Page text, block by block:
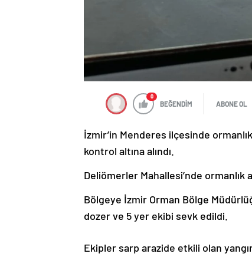
0
BEĞENDİM ABONE OL
İzmir’in Menderes ilçesinde
kontrol altına alındı.
Deliömerler Mahallesi’nde ormanlık
Bölgeye İzmir Orman Bölge
dozer ve 5 yer ekibi sevk edildi.
Ekipler sarp arazide etkili olan